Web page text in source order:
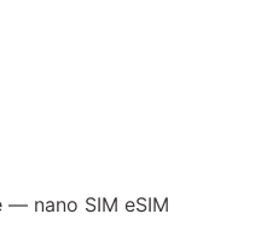
— nano SIM eSIM